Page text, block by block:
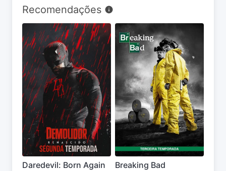
Recomendações
Daredevil: Born Again Breaking Bad